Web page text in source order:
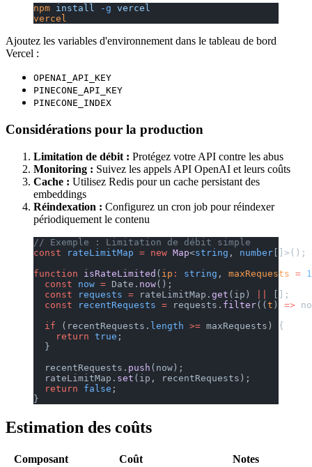
npm install -g vercel
vercel
Ajoutez les variables d'environnement dans le tableau de bord
Vercel :
OPENAI_API_KEY
PINECONE_API_KEY
PINECONE_INDEX
Considérations pour la production
Limitation de débit : Protégez votre API contre les abus
Monitoring : Suivez les appels API OpenAI et leurs coûts
Cache : Utilisez Redis pour un cache persistant des
embeddings
Réindexation : Configurez un cron job pour réindexer
périodiquement le contenu
// Exemple : Limitation de débit simple
const rateLimitMap = new Map<string , number []>();
function isRateLimited ( ip : string , maxRequests =
  const
now = Date. now();
  const
requests = rateLimitMap. get (ip)
[];
  const
recentRequests = requests. filter(( t ) =>
  if
(recentRequests. length >= maxRequests) {
    return
true ;
  }
  recentRequests.
push (now);
  rateLimitMap.
set (ip, recentRequests);
  return
false ;
}
Estimation des coûts
Composant Coût
Notes